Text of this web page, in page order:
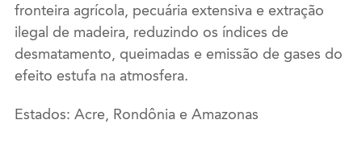
fronteira agrícola, pecuária extensiva e extração
ilegal de madeira, reduzindo os índices de
desmatamento, queimadas e emissão de gases do
efeito estufa na atmosfera.
Estados: Acre, Rondônia e Amazonas